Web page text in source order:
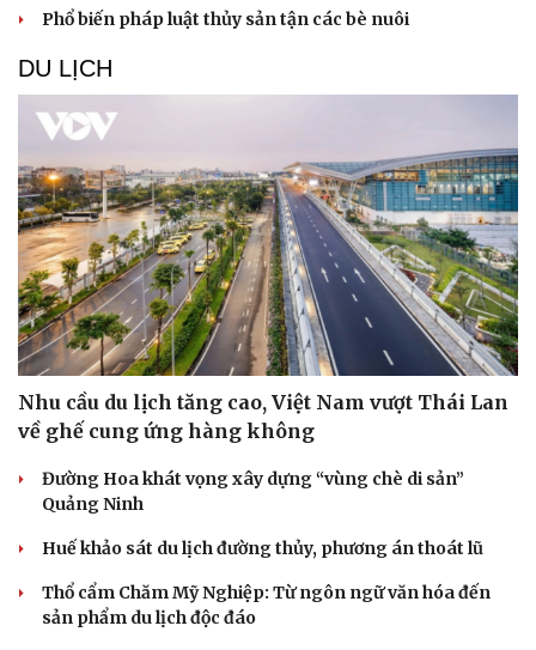
Phổ biến pháp luật thủy sản tận các bè nuôi
DU LỊCH
Nhu cầu du lịch tăng cao, Việt Nam vượt Thái Lan
về ghế cung ứng hàng không
Đường Hoa khát vọng xây dựng “vùng chè di sản”
Quảng Ninh
Huế khảo sát du lịch đường thủy, phương án thoát lũ
Thổ cẩm Chăm Mỹ Nghiệp: Từ ngôn ngữ văn hóa đến
sản phẩm du lịch độc đáo